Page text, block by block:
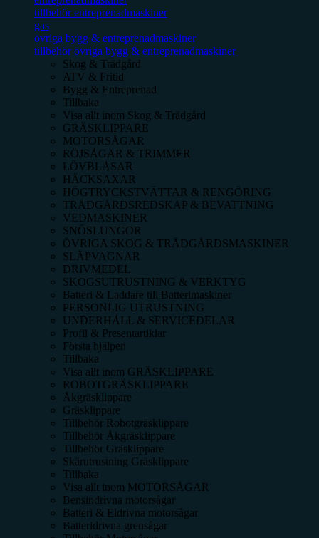
tillbehör entreprenadmaskiner
gas
övriga bygg & entreprenadmaskiner
tillbehör övriga bygg & entreprenadmaskiner
Skog & Trädgård
ATV & Fritid
Bygg & Entreprenad
Tillbaka
Visa allt inom Skog & Trädgård
GRÄSKLIPPARE
MOTORSÅGAR
RÖJSÅGAR & TRIMMER
LÖVBLÅSAR
HÄCKSAXAR
HÖGTRYCKSTVÄTTAR & RENGÖRING
TRÄDGÅRDSREDSKAP & BEVATTNING
VEDMASKINER
SNÖSLUNGOR
ÖVRIGA SKOG & TRÄDGÅRDSMASKINER
SLÄPVAGNAR
DRIVMEDEL
SKOGSUTRUSTNING & VERKTYG
Batteri & Laddare till Batterimaskiner
PERSONLIG UTRUSTNING
UNDERHÅLL & SERVICEDELAR
Profil & Presentartiklar
Första hjälpen
Tillbaka
Visa allt inom GRÄSKLIPPARE
ROBOTGRÄSKLIPPARE
Åkgräsklippare
Gräsklippare
Tillbehör Robotgräsklippare
Tillbehör Åkgräsklippare
Tillbehör Gräsklippare
Skärutrustning Gräsklippare
Tillbaka
Visa allt inom MOTORSÅGAR
Bensindrivna motorsågar
Batteri & Eldrivna motorsågar
Batteridrivna grensågar